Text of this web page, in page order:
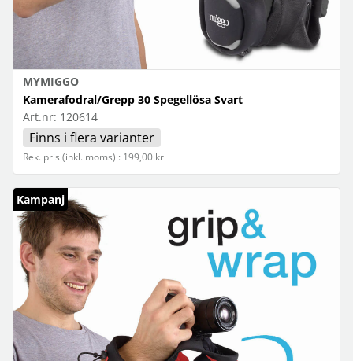
MYMIGGO
Kamerafodral/Grepp 30 Spegellösa Svart
Art.nr: 120614
Finns i flera varianter
Rek. pris (inkl. moms) : 199,00 kr
Kampanj